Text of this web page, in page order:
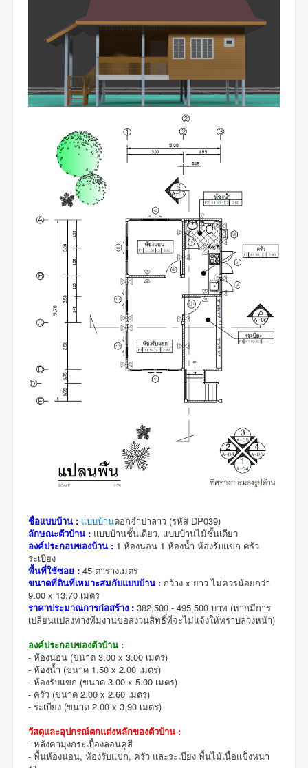
ชื่อแบบบ้าน : แบบบ้านดอกจำปาลาว (รหัส DP039)
ลักษณะตัวบ้าน : แบบบ้านชั้นเดียว, แบบบ้านไม้ชั้นเดียว
องค์ประกอบของบ้าน : 1 ห้องนอน 1 ห้องน้ำ ห้องรับแขก ครัว
ระเบียง
พื้นที่ใช้ซอย : 45 ตารางเมตร
ขนาดที่ดินที่เหมาะสมกับแบบบ้าน : กว้าง x ยาว ไม่ควรน้อยกว่า
9.00 x 13.70 เมตร
ราคาประมาณการก่อสร้าง : 382,500 - 495,500 บาท (หากมีการ
เปลี่ยนแปลงทางทีมงานขอสงวนสิทธิ์ที่จะไม่แจ้งให้ทราบล่วงหน้า)
องค์ประกอบของตัวบ้าน :
- ห้องนอน (ขนาด 3.00 x 3.00 เมตร)
- ห้องน้ำ (ขนาด 1.50 x 2.00 เมตร)
- ห้องรับแขก (ขนาด 3.00 x 5.00 เมตร)
- ครัว (ขนาด 2.00 x 2.60 เมตร)
- ระเบียง (ขนาด 2.00 x 3.90 เมตร)
วัสดุและอุปกรณ์ตกแต่งหลักของตัวบ้าน :
- หลังคามุงกระเบื้องลอนคู่สี
- พื้นห้องนอน, ห้องรับแขก, ครัว และระเบียง พื้นไม้เนื้อแข็งหนา